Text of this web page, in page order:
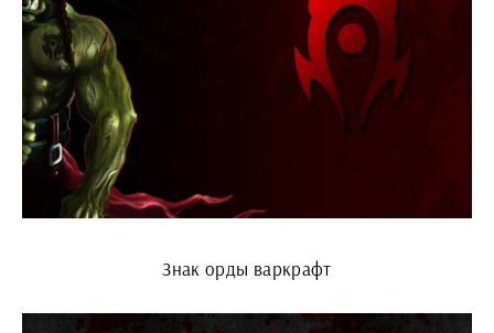
Знак орды варкрафт